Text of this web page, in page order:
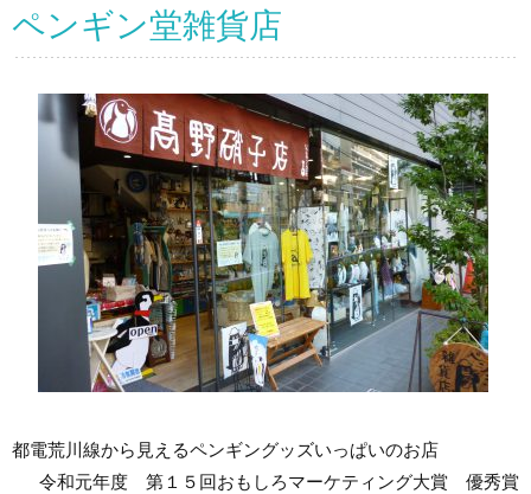
ペンギン堂雑貨店
都電荒川線から見えるペンギングッズいっぱいのお店
令和元年度 第１５回おもしろマーケティング大賞 優秀賞